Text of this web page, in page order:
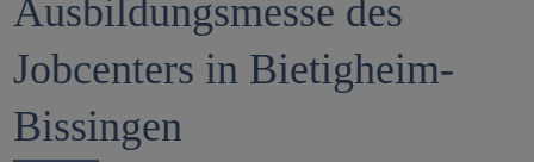
Ausbildungsmesse des
Jobcenters in Bietigheim-
Bissingen